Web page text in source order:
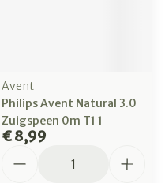
Avent
Philips Avent Natural 3.0
Zuigspeen 0m T1 1
€ 8,99